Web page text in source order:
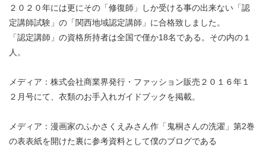
２０２０年には更にその「修復師」しか受ける事の出来ない「認
定講師試験」の「関西地域認定講師」に合格致しました。
「認定講師」の資格所持者は全国で僅か18名である。その内の１
人。
メディア：株式会社商業界発行・ファッション販売２０１６年１
２月号にて、衣類のお手入れガイドブックを掲載。
メディア：漫画家のふかさくえみさん作「鬼桐さんの洗濯」第2巻
の表表紙を開けた裏に参考資料として僕のブログである